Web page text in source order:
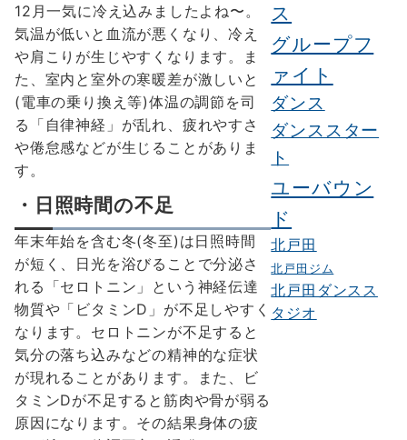
12月一気に冷え込みましたよね〜。
気温が低いと血流が悪くなり、冷え
や肩こりが生じやすくなります。ま
た、室内と室外の寒暖差が激しいと
(電車の乗り換え等)体温の調節を司
る「自律神経」が乱れ、疲れやすさ
や倦怠感などが生じることがありま
す。
・日照時間の不足
年末年始を含む冬(冬至)は日照時間
が短く、日光を浴びることで分泌さ
れる「セロトニン」という神経伝達
物質や「ビタミンD」が不足しやすく
なります。セロトニンが不足すると
気分の落ち込みなどの精神的な症状
が現れることがあります。また、ビ
タミンDが不足すると筋肉や骨が弱る
原因になります。その結果身体の疲
ス
グループフ
ァイト
ダンス
ダンススター
ト
ユーバウン
ド
北戸田
北戸田ジム
北戸田ダンスス
タジオ